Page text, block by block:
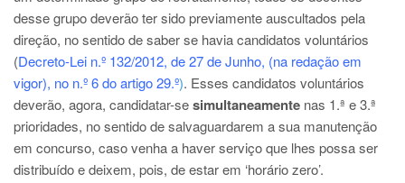
desse grupo deverão ter sido previamente auscultados pela
direção, no sentido de saber se havia candidatos voluntários
(Decreto-Lei n.º 132/2012, de 27 de Junho, (na redação em
vigor), no n.º 6 do artigo 29.º). Esses candidatos voluntários
deverão, agora, candidatar-sesimultaneamente nas 1.ª e 3.ª
prioridades, no sentido de salvaguardarem a sua manutenção
em concurso, caso venha a haver serviço que lhes possa ser
distribuído e deixem, pois, de estar em ‘horário zero’.